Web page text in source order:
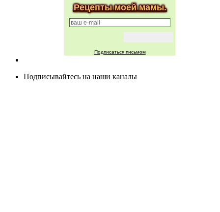
Рецепты моей мамы.
Подписаться письмом
Подписывайтесь на наши каналы